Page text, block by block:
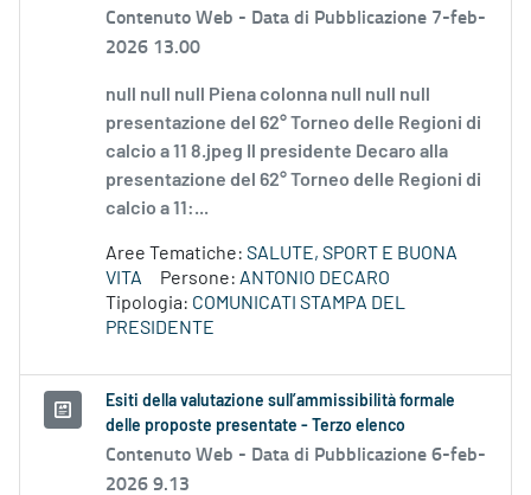
Contenuto Web - Data di Pubblicazione 7-feb-
2026 13.00
null null null Piena colonna null null null
presentazione del 62° Torneo delle Regioni di
calcio a 11 8.jpeg Il presidente Decaro alla
presentazione del 62° Torneo delle Regioni di
calcio a 11:...
Aree Tematiche: SALUTE, SPORT E BUONA
VITA
Persone: ANTONIO DECARO
Tipologia: COMUNICATI STAMPA DEL
PRESIDENTE
Esiti della valutazione sull’ammissibilità formale
delle proposte presentate - Terzo elenco
Contenuto Web - Data di Pubblicazione 6-feb-
2026 9.13